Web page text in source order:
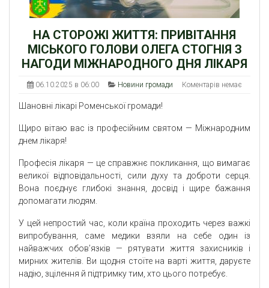
НА СТОРОЖІ ЖИТТЯ: ПРИВІТАННЯ
МІСЬКОГО ГОЛОВИ ОЛЕГА СТОГНІЯ З
НАГОДИ МІЖНАРОДНОГО ДНЯ ЛІКАРЯ
06.10.2025 в 06:00 Новини громади Коментарів немає
Шановні лікарі Роменської громади!
Щиро вітаю вас із професійним святом — Міжнародним
днем лікаря!
Професія лікаря — це справжнє покликання, що вимагає
великої відповідальності, сили духу та доброти серця.
Вона поєднує глибокі знання, досвід і щире бажання
допомагати людям.
У цей непростий час, коли країна проходить через важкі
випробування, саме медики взяли на себе один із
найважчих обов’язків — рятувати життя захисників і
мирних жителів. Ви щодня стоїте на варті життя, даруєте
надію, зцілення й підтримку тим, хто цього потребує.